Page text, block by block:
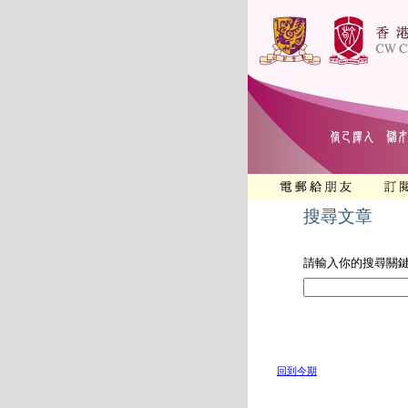
搜尋文章
請輸入你的搜尋關
回到今期